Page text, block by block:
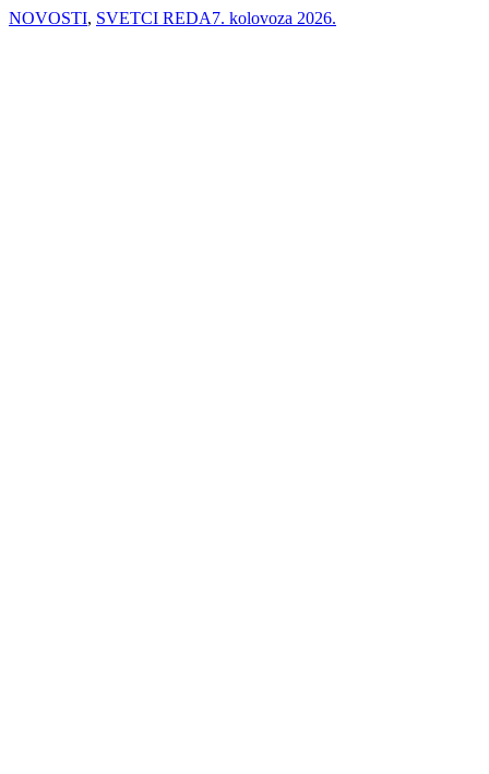
NOVOSTI, SVETCI REDA7. kolovoza 2026.